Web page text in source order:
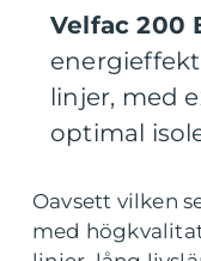
Velfac 200
linjer, med
optimal
Oavsett vilken
med